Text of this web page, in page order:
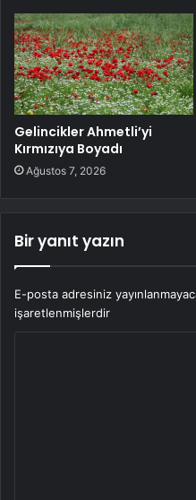
Gelincikler Ahmetli’yi
Kırmızıya Boyadı
Ağustos 7, 2026
Bir yanıt yazın
E-posta adresiniz
işaretlenmişlerdir